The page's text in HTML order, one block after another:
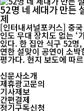
52명 네 세대가 만든
제
[인터내셔널포커스] 중
인도 무대 장치도 없는 ‘
있다. 한 집안 식구 52명
연한 설맞이 공연이 소
평가다. 현지 보도에
신문사소개
제휴광고문의
기사제보
간편결제
정기구독신청